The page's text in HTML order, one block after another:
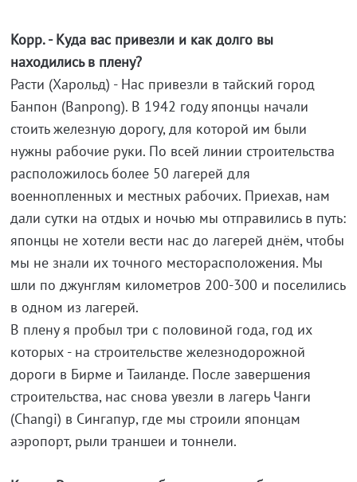
Корр. - Куда вас привезли и как долго вы
находились в плену?
Расти (Харольд) - Нас привезли в тайский город
Банпон (Banpong). В 1942 году японцы начали
стоить железную дорогу, для которой им были
нужны рабочие руки. По всей линии строительства
расположилось более 50 лагерей для
военнопленных и местных рабочих. Приехав, нам
дали сутки на отдых и ночью мы отправились в путь:
японцы не хотели вести нас до лагерей днём, чтобы
мы не знали их точного месторасположения. Мы
шли по джунглям километров 200-300 и поселились
в одном из лагерей.
В плену я пробыл три с половиной года, год их
которых - на строительстве железнодорожной
дороги в Бирме и Таиланде. После завершения
строительства, нас снова увезли в лагерь Чанги
(Changi) в Сингапур, где мы строили японцам
аэропорт, рыли траншеи и тоннели.